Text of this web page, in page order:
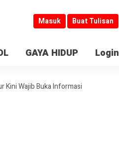
Masuk Buat Tulisan
GAYA HIDUP Login
Kini Wajib Buka Informasi